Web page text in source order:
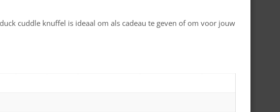
cuddle knuffel is ideaal om als cadeau te geven of om voor jouw